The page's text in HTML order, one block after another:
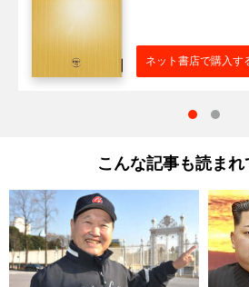
ネット書店で購入す
こんな記事も読ま